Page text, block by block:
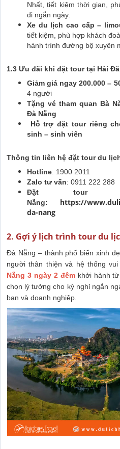
Nhất, tiết kiệm thời gian,
đi ngắn ngày.
Xe du lịch cao cấp –
tiết kiệm, phù hợp khách
hành trình đường bộ xuyên
1.3 Ưu đãi khi đặt tour tại Hải
Giảm giá ngay 200.000 –
4 người
Tặng vé tham quan Bà
Đà Nẵng
Hỗ trợ đặt tour riêng
sinh – sinh viên
Thông tin liên hệ đặt tour du
Hotline: 1900 2011
Zalo tư vấn: 0911 222 288
Đặt tour
Nẵng: https://
da-nang
2. Gợi ý lịch trình tour du
Đà Nẵng – thành phố biển xinh
người thân thiện và hệ thống
Nẵng 3 ngày 2 đêmkhởi hành
chọn lý tưởng cho kỳ nghỉ ngắn
bạn và doanh nghiệp.